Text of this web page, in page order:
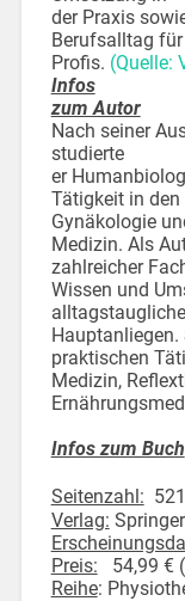
der Praxis
Berufsalltag für
Profis. (Quelle:
Infos
zum Autor
Nach seiner
studierte
er
Tätigkeit in den
Gynäkologie
Medizin. Als
zahlreicher
Wissen und
Hauptanliegen.
praktischen
Medizin,
Infos zum Buch
Seitenzahl:
Verlag:
Preis: 54,99 €
Reihe: